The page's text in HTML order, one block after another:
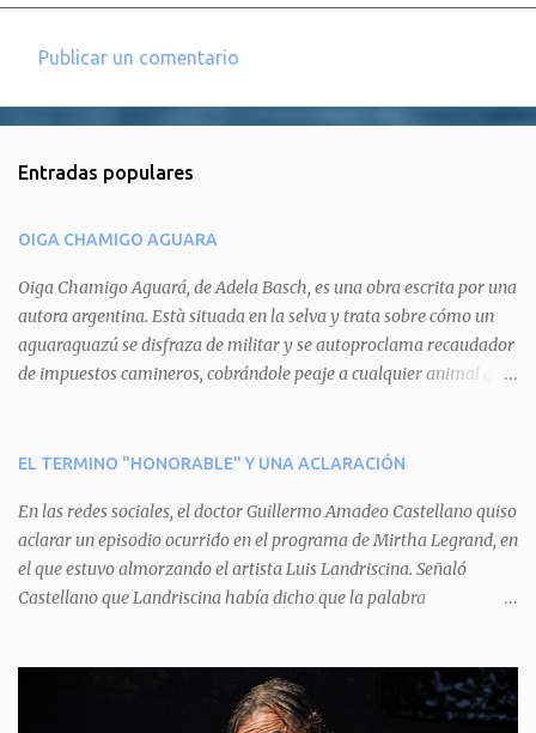
e
t
a
r
i
o
Publicar un comentario
Entradas populares
OIGA CHAMIGO AGUARA
Oiga Chamigo Aguará, de Adela Basch, es una obra escrita por una
autora argentina. Està situada en la selva y trata sobre cómo un
aguaraguazú se disfraza de militar y se autoproclama recaudador
de impuestos camineros, cobrándole peaje a cualquier animal que
aguará le provoca. De igual manera pasa con Tatú, el armadillo.
del aguará y pasa sin pagar. Por último, Tui, la cotorra, deja
expuesta la mentira del aguará y arenga a los otros tres
personajes a unirse para enfrentarlo. Finalmente, terminan por
quitarle el disfraz de militar, y el aguará huye despavorido al verse
una propuesta muy divertida con canciones en vivo, máscaras, una
EL TERMINO "HONORABLE" Y UNA ACLARACIÓN
En las redes sociales, el doctor Guillermo Amadeo Castellano quiso
aclarar un episodio ocurrido en el programa de Mirtha Legrand, en
el que estuvo almorzando el artista Luis Landriscina. Señaló
Castellano que Landriscina había dicho que la palabra
servicio a la patria y debía ser sin remuneración". Agrega el letrado
que "todos enmudecieron en la mesa, pero por NO SABER.